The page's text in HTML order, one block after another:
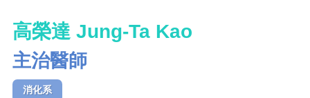
高榮達 Jung-Ta Kao
主治醫師
消化系